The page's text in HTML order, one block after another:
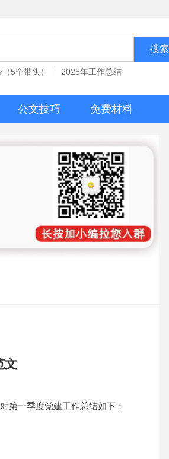
搜索
5个带头） 2025年工作总结
公文技巧 免费材料
文
第一季度党建工作总结如下：